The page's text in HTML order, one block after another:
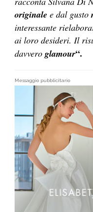
originale e dal gusto
interessante
ai loro desideri. Il
davvero glamour“.
Messaggio pubblicitario